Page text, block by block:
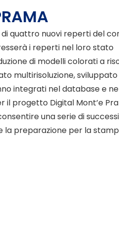
quattro nuovi reperti del
i reperti nel loro stato
di modelli colorati a
multirisoluzione, sviluppato
integrati nel database e
il progetto Digital Mont’e
una serie di
preparazione per la